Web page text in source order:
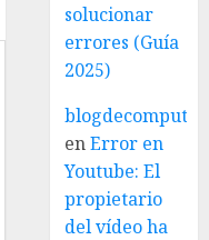
solucionar
errores (Guía
2025)
enError en
Youtube: El
propietario
del vídeo ha